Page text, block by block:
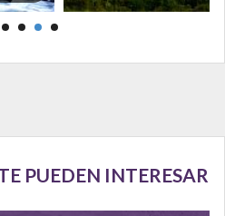
PUEDEN INTERESAR